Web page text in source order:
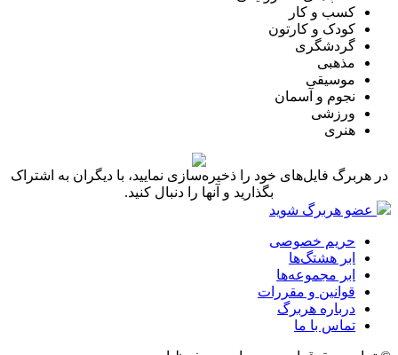
کسب و کار
کودک و کارتون
گردشگری
مذهبی
موسیقی
نجوم و آسمان
ورزشی
هنری
در هربرگ فایل‌های خود را ذخیره‌سازی نمایید، با دیگران به اشتراک
بگذارید و آنها را دنبال کنید.
عضو هربرگ شوید
حریم خصوصی
ابر هشتگ‌ها
ابر مجموعه‌ها
قوانین و مقررات
درباره هربرگ
تماس با ما